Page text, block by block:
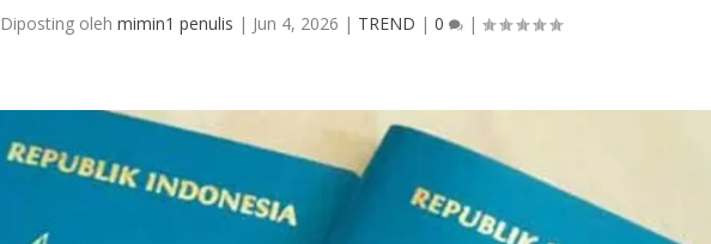
Diposting olehmimin1 penulis | Jun 4, 2026 | TREND |0 |